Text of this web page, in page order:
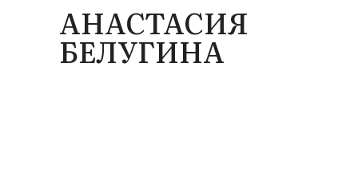
АНАСТАСИЯ
БЕЛУГИНА